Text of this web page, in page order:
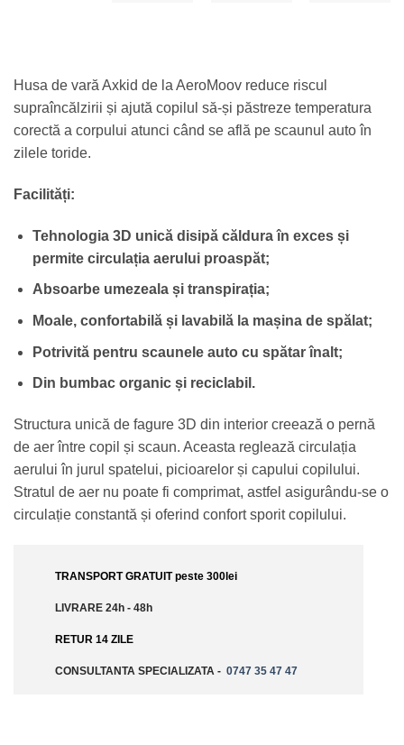
Husa de vară Axkid de la AeroMoov reduce riscul
supraîncălzirii și ajută copilul să-și păstreze temperatura
corectă a corpului atunci când se află pe scaunul auto în
zilele toride.
Facilități:
Tehnologia 3D unică disipă căldura în exces și
permite circulația aerului proaspăt;
Absoarbe umezeala și transpirația;
Moale, confortabilă și lavabilă la mașina de spălat;
Potrivită pentru scaunele auto cu spătar înalt;
Din bumbac organic și reciclabil.
Structura unică de fagure 3D din interior creează o pernă
de aer între copil și scaun. Aceasta reglează circulația
aerului în jurul spatelui, picioarelor și capului copilului.
Stratul de aer nu poate fi comprimat, astfel asigurându-se o
circulație constantă și oferind confort sporit copilului.
TRANSPORT GRATUIT peste 300lei
LIVRARE 24h - 48h
RETUR 14 ZILE
CONSULTANTA SPECIALIZATA - 0747 35 47 47